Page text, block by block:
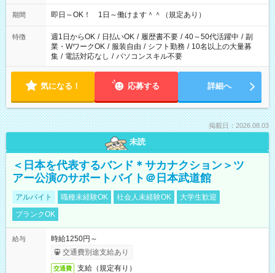
期間 即日～OK！ 1日～働けます＾＾（規定あり）
特徴 週1日からOK / 日払いOK / 履歴書不要 / 40～50代活躍中 / 副
業・WワークOK / 服装自由 / シフト勤務 / 10名以上の大量募
集 / 電話対応なし / パソコンスキル不要
気になる！ 応募する 詳細へ
掲載日：2026.08.03
未読
＜日本を代表するバンド＊サカナクション＞ツ
アー公演のサポートバイト＠日本武道館
アルバイト 職種未経験OK 社会人未経験OK
大学生歓迎
ブランクOK
給与
時給1250円～
交通費別途支給あり
交通費 支給（規定有り）